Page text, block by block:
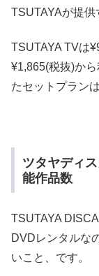
TSUTAYAが提供
TSUTAYA TVは
¥1,865(税抜)か
たセットプラン
ツタヤディ
能作品数
TSUTAYA
DVDレンタルな
いこと、です。